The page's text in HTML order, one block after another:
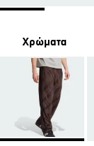
Χρώματα